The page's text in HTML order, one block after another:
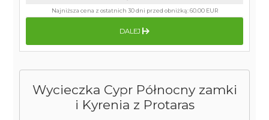
Wycieczka Cypr Północny zamki
i Kyrenia z Protaras
Najniższa cena z ostatnich 30 dni przed obniżką:60.00 EUR
DALEJ